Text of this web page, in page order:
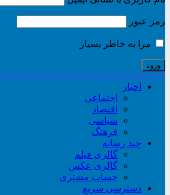
رمز عبور
مرا به خاطر بسپار
اخبار
اجتماعی
اقتصاد
سیاسی
فرهنگ
چند رسانه
گالری فیلم
گالری عکس
حساب مشتری
دسترسی سریع